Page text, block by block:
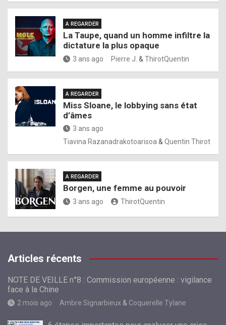
A REGARDER
La Taupe, quand un homme infiltre la
dictature la plus opaque
3 ans ago Pierre J. & ThirotQuentin
A REGARDER
Miss Sloane, le lobbying sans état
d’âmes
3 ans ago
Tiavina Razanadrakotoarisoa & Quentin Thirot
A REGARDER
Borgen, une femme au pouvoir
3 ans ago ThirotQuentin
Articles récents
NOTE DE VEILLE n°8 : Commission européenne : vigilance
face à la Chine
2 mois ago Ambre Signarbieux & Coquerelle Tylane